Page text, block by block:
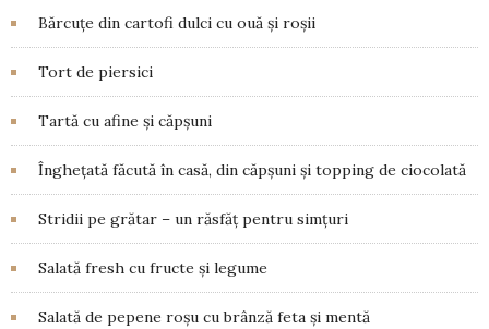
Bărcuțe din cartofi dulci cu ouă și roșii
Tort de piersici
Tartă cu afine și căpșuni
Înghețată făcută în casă, din căpșuni și topping de ciocolată
Stridii pe grătar – un răsfăț pentru simțuri
Salată fresh cu fructe și legume
Salată de pepene roșu cu brânză feta și mentă